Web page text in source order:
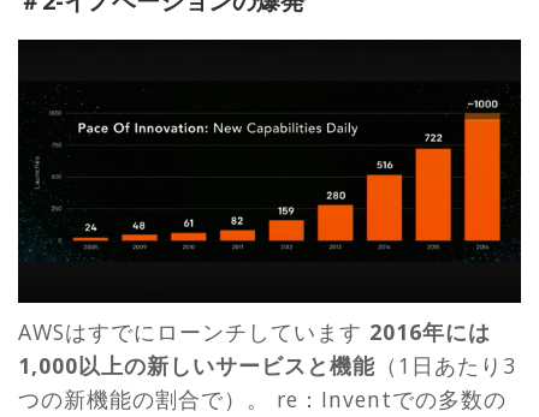
AWSはすでにローンチしています 2016年には
1,000以上の新しいサービスと機能 （1日あたり3
つの新機能の割合で）。 re：Inventでの多数の